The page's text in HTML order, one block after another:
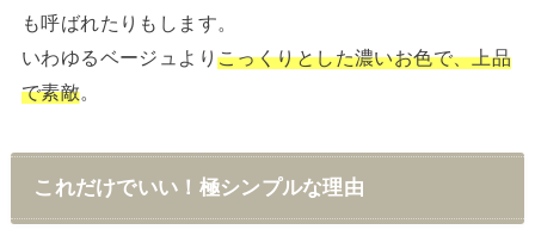
も呼ばれたりもします。
いわゆるベージュよりこっくりとした濃いお色で、上品
で素敵。
これだけでいい！極シンプルな理由